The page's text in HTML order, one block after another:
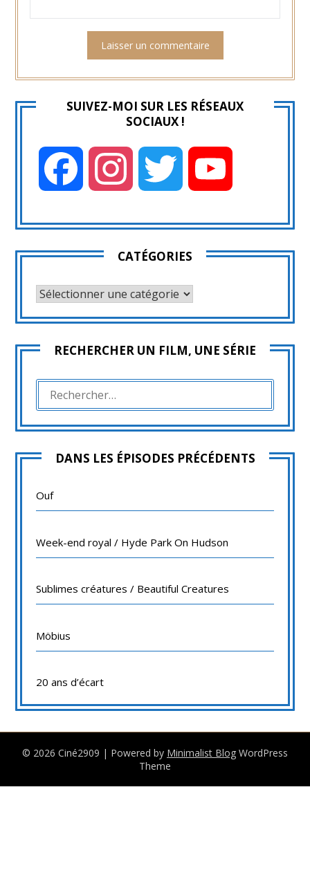
SUIVEZ-MOI SUR LES RÉSEAUX
SOCIAUX !
Facebook Instagram Twitter
CATÉGORIES
CATÉGORIES
RECHERCHER UN FILM, UNE SÉRIE
DANS LES ÉPISODES PRÉCÉDENTS
Ouf
Week-end royal / Hyde Park On Hudson
Sublimes créatures / Beautiful Creatures
Möbius
20 ans d’écart
© 2026 Ciné2909 | Powered by Minimalist Blog WordPress
Theme